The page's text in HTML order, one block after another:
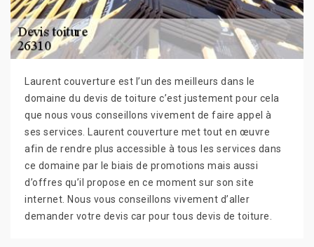
Laurent couverture est l’un des meilleurs dans le
domaine du devis de toiture c’est justement pour cela
que nous vous conseillons vivement de faire appel à
ses services. Laurent couverture met tout en œuvre
afin de rendre plus accessible à tous les services dans
ce domaine par le biais de promotions mais aussi
d’offres qu’il propose en ce moment sur son site
internet. Nous vous conseillons vivement d’aller
demander votre devis car pour tous devis de toiture.